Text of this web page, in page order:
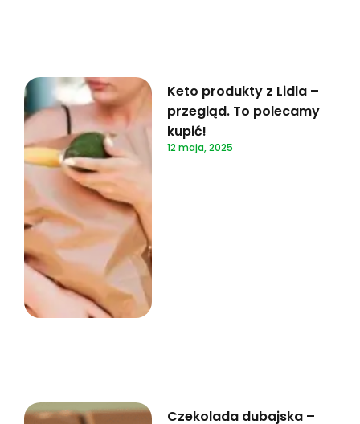
Keto produkty z Lidla –
przegląd. To polecamy
kupić!
12 maja, 2025
Czekolada dubajska –